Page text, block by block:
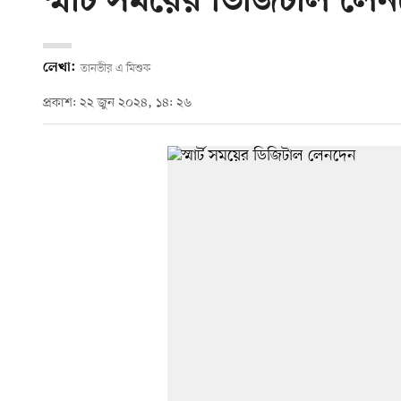
লেখা: তানভীর এ মিশুক
প্রকাশ: ২২ জুন ২০২৪, ১৪: ২৬